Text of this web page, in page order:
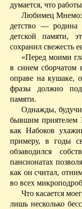
думается, что
Любимец
детство — родина
детской памяти,
сохранил свежесть
«Перед моими
в синем сборчатом
оправе на кушаке,
фразы должно
памяти.
Однажды,
бывшим приятелем
как Набоков
примеру, в годы
обзаводился
пансионатах
как он считал,
во всех
Что касается
лишь несколько